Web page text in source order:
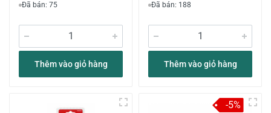
Đã bán: 75
Thêm vào giỏ hàng
Đã bán: 188
Thêm vào giỏ hàng
-5%